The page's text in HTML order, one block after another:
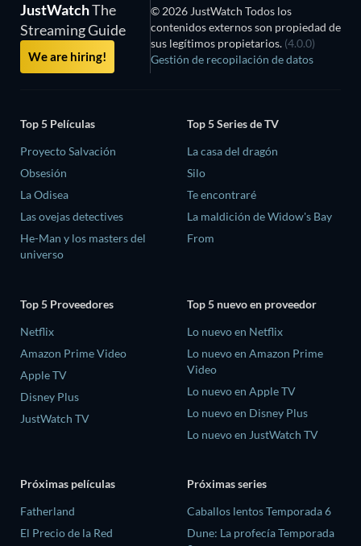
JustWatchThe
Streaming Guide
We are hiring!
© 2026 JustWatch Todos los
contenidos externos son propiedad de
sus legítimos propietarios. (4.0.0)
Gestión de recopilación de datos
Top 5 Películas
Proyecto Salvación
Obsesión
La Odisea
Las ovejas detectives
He-Man y los masters del
universo
Top 5 Series de TV
La casa del dragón
Silo
Te encontraré
La maldición de Widow's Bay
From
Top 5 Proveedores
Netflix
Amazon Prime Video
Apple TV
Disney Plus
JustWatch TV
Top 5 nuevo en proveedor
Lo nuevo en Netflix
Lo nuevo en Amazon Prime
Video
Lo nuevo en Apple TV
Lo nuevo en Disney Plus
Lo nuevo en JustWatch TV
Próximas películas
Fatherland
El Precio de la Red
Próximas series
Caballos lentos Temporada 6
Dune: La profecía Temporada